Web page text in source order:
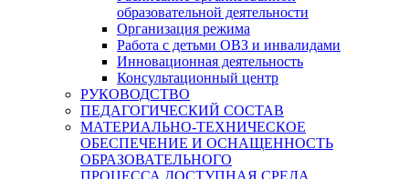
образовательной деятельности
Организация режима
Работа с детьми ОВЗ и инвалидами
Инновационная деятельность
Консультационный центр
РУКОВОДСТВО
ПЕДАГОГИЧЕСКИЙ СОСТАВ
МАТЕРИАЛЬНО-ТЕХНИЧЕСКОЕ
ОБЕСПЕЧЕНИЕ И ОСНАЩЕННОСТЬ
ОБРАЗОВАТЕЛЬНОГО
ПРОЦЕССА.ДОСТУПНАЯ СРЕДА